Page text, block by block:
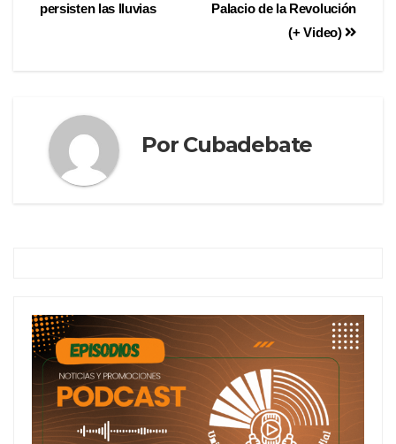
Palacio de la Revolución
(+ Video)
persisten las lluvias
Por Cubadebate